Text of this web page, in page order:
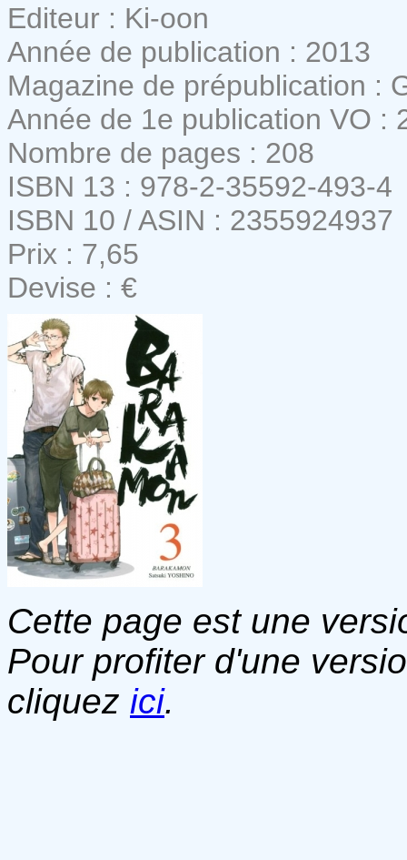
Editeur : Ki-oon
Année de publication : 2013
Magazine de prépublication :
Année de 1e publication VO :
Nombre de pages : 208
ISBN 13 : 978-2-35592-493-4
ISBN 10 / ASIN : 2355924937
Prix : 7,65
Devise : €
Cette page est une
Pour profiter d'une
cliquez ici.